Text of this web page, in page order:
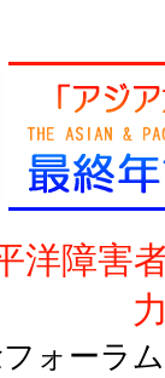
洋障害
ォーラ